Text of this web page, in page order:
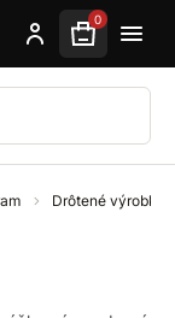
0
Drôtené výrobky